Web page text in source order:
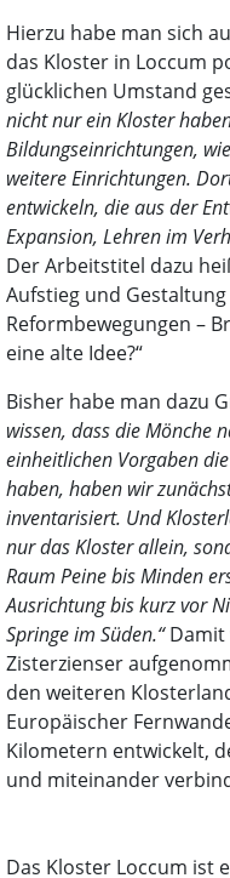
Hierzu habe man sich
das Kloster in Loccum
glücklichen Umstand
nicht nur ein Kloster
Bildungseinrichtungen,
weitere Einrichtungen.
entwickeln, die aus der
Expansion, Lehren im
Der Arbeitstitel dazu
Aufstieg und
Reformbewegungen –
eine alte Idee?“
Bisher habe man dazu
wissen, dass die Mönche
einheitlichen Vorgaben
haben, haben wir
inventarisiert. Und
nur das Kloster allein,
Raum Peine bis Minden
Ausrichtung bis kurz vor
Springe im Süden.“Damit
Zisterzienser
den weiteren
Europäischer
Kilometern entwickelt,
und miteinander
Das Kloster Loccum ist